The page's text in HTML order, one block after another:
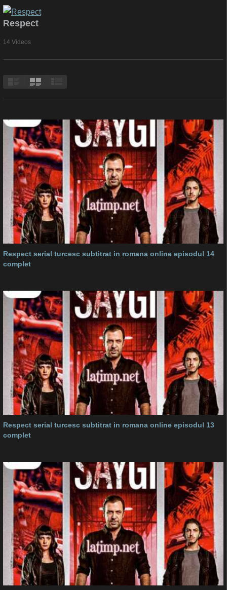
Respect
14 Videos
Respect serial turcesc subtitrat in romana online episodul 14
complet
Respect serial turcesc subtitrat in romana online episodul 13
complet